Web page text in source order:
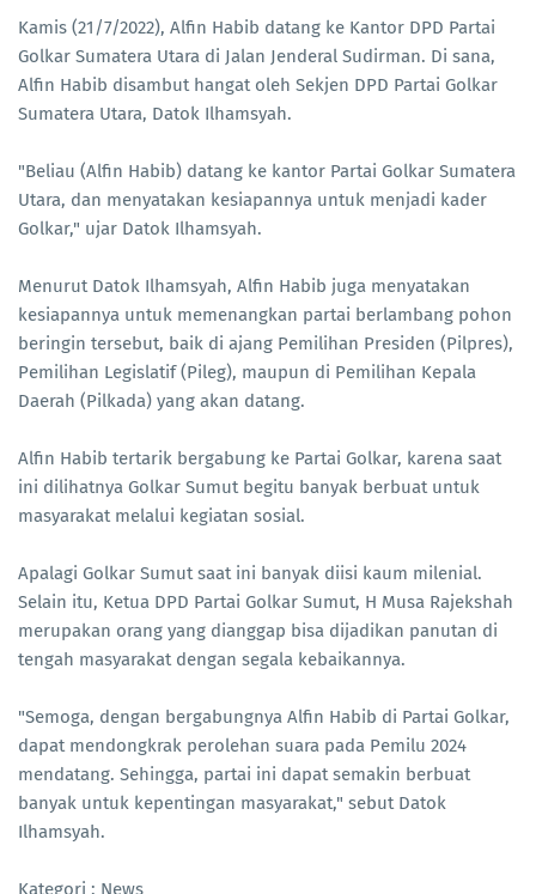
Kamis (21/7/2022), Alfin Habib datang ke Kantor DPD Partai
Golkar Sumatera Utara di Jalan Jenderal Sudirman. Di sana,
Alfin Habib disambut hangat oleh Sekjen DPD Partai Golkar
Sumatera Utara, Datok Ilhamsyah.
"Beliau (Alfin Habib) datang ke kantor Partai Golkar Sumatera
Utara, dan menyatakan kesiapannya untuk menjadi kader
Golkar," ujar Datok Ilhamsyah.
Menurut Datok Ilhamsyah, Alfin Habib juga menyatakan
kesiapannya untuk memenangkan partai berlambang pohon
beringin tersebut, baik di ajang Pemilihan Presiden (Pilpres),
Pemilihan Legislatif (Pileg), maupun di Pemilihan Kepala
Daerah (Pilkada) yang akan datang.
Alfin Habib tertarik bergabung ke Partai Golkar, karena saat
ini dilihatnya Golkar Sumut begitu banyak berbuat untuk
masyarakat melalui kegiatan sosial.
Apalagi Golkar Sumut saat ini banyak diisi kaum milenial.
Selain itu, Ketua DPD Partai Golkar Sumut, H Musa Rajekshah
merupakan orang yang dianggap bisa dijadikan panutan di
tengah masyarakat dengan segala kebaikannya.
"Semoga, dengan bergabungnya Alfin Habib di Partai Golkar,
dapat mendongkrak perolehan suara pada Pemilu 2024
mendatang. Sehingga, partai ini dapat semakin berbuat
banyak untuk kepentingan masyarakat," sebut Datok
Ilhamsyah.
Kategori : News